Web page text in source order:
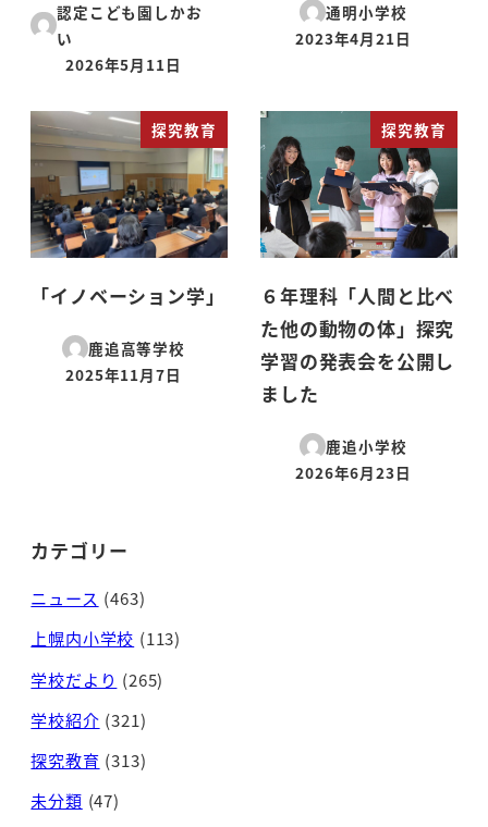
認定こども園しかお
い
投稿日
2026年5月11日
通明小学校
投稿日
2023年4月21日
探究教育
「イノベーション学」
鹿追高等学校
投稿日
2025年11月7日
探究教育
６年理科「人間と比べ
た他の動物の体」探究
学習の発表会を公開し
ました
鹿追小学校
投稿日
2026年6月23日
カテゴリー
ニュース (463)
上幌内小学校 (113)
学校だより (265)
学校紹介 (321)
探究教育 (313)
未分類 (47)